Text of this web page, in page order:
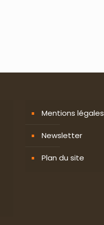
Mentions légales
Newsletter
Plan du site